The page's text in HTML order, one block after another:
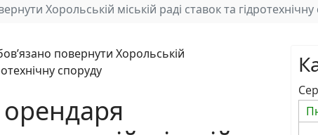
Хорольській міській раді ставок та гідротехнічну